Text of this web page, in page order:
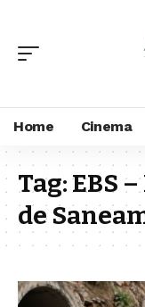
Home Cinema
Tag:EBS
de